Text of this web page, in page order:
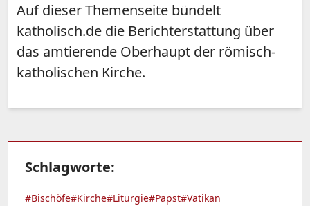
Auf dieser Themenseite bündelt
katholisch.de die Berichterstattung über
das amtierende Oberhaupt der römisch-
katholischen Kirche.
Schlagworte:
#Bischöfe#Kirche#Liturgie#Papst#Vatikan